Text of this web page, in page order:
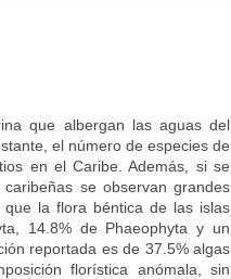
que albergan las aguas del
el número de especies de
en el Caribe. Además, si se
se observan grandes
la flora béntica de las islas
14.8% de Phaeophyta y un
reportada es de 37.5% algas
florística anómala, sin